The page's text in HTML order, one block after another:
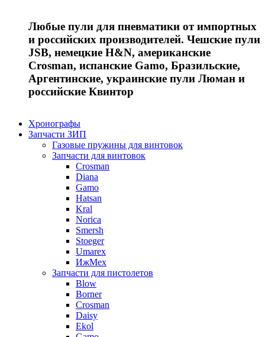
Любые пули для пневматики от импортных
и российских производителей. Чешские пули
JSB, немецкие H&N, американские
Crosman, испанские Gamo, Бразильские,
Аргентинские, украинские пули Люман и
российские Квинтор
Хронографы
Запчасти ЗИП
Газовые пружины для винтовок
Запчасти для винтовок
Crosman
Diana
Gamo
Hatsan
Kral
Norica
Smersh
Stoeger
Umarex
ИжМех
Запчасти для пистолетов
Blow
Borner
Crosman
Daisy
Ekol